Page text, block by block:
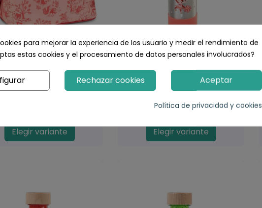
Bolsa hermética
Happy Lena
porta alimentos
para merienda o
Elegir variante
Botella infantil Acero
inoxidable 600 ml con vaso
Elegir variante
para mejorar la experiencia de los usuario y medir el rendimiento de
estas cookies y el procesamiento de datos personales involucrados?
Aceptar
Rechazar cookies
Política de privacidad y cookies